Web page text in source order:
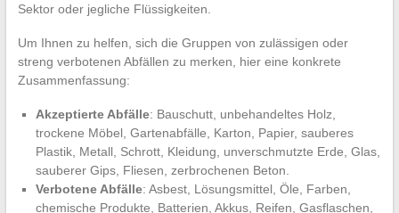
Sektor oder jegliche Flüssigkeiten.
Um Ihnen zu helfen, sich die Gruppen von zulässigen oder
streng verbotenen Abfällen zu merken, hier eine konkrete
Zusammenfassung:
Akzeptierte Abfälle: Bauschutt, unbehandeltes Holz,
trockene Möbel, Gartenabfälle, Karton, Papier, sauberes
Plastik, Metall, Schrott, Kleidung, unverschmutzte Erde, Glas,
sauberer Gips, Fliesen, zerbrochenen Beton.
Verbotene Abfälle: Asbest, Lösungsmittel, Öle, Farben,
chemische Produkte, Batterien, Akkus, Reifen, Gasflaschen,